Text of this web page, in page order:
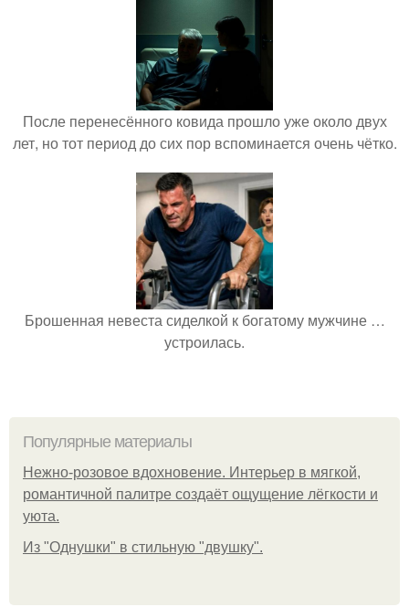
После перенесённого ковида прошло уже около двух
лет, но тот период до сих пор вспоминается очень чётко.
Брошенная невеста сиделкой к богатому мужчине …
устроилась.
Популярные материалы
Нежно-розовое вдохновение. Интерьер в мягкой,
романтичной палитре создаёт ощущение лёгкости и
уюта.
Из "Однушки" в стильную "двушку".